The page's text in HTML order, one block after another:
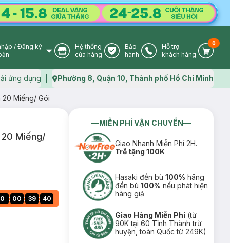
User Icon
/ Đăng ký
Store Icon
Hệ thống
cửa hàng
Warranty Icon
Bảo
hành
Phone Icon
Hỗ trợ
khách hàng
Cart
0
ứng dụng Map icon
Phường 8, Quận 10, Thành phố Hồ Chí Minh
20 Miếng/ Gói
20 Miếng/
0 : 00 : 39 : 39
MIỄN PHÍ VẬN CHUYỂN
Giao Nhanh Miễn Phí 2H.
Trễ tặng 100K
Hasaki đền bù100% hãng
đền bù100% nếu phát hiện
hàng giả
Giao Hàng Miễn Phí (từ
90K tại 60 Tỉnh Thành trừ
huyện, toàn Quốc từ 249K)